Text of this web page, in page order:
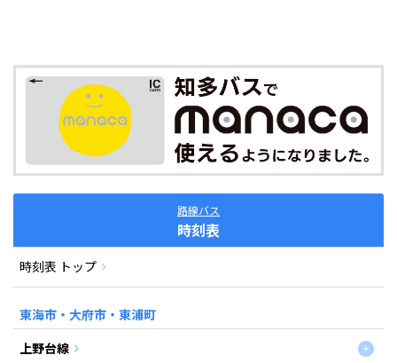
路線バス
時刻表
時刻表 トップ
東海市・大府市・東浦町
上野台線